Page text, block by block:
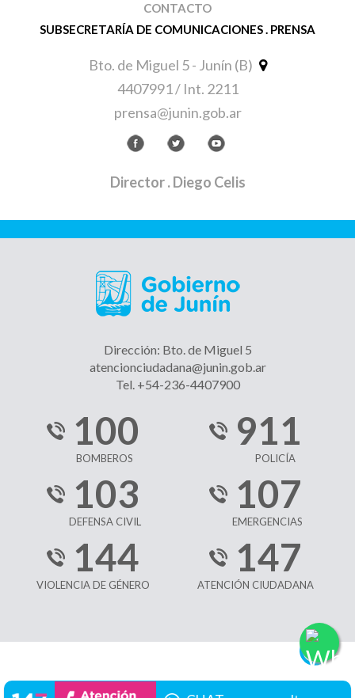
CONTACTO
SUBSECRETARÍA DE COMUNICACIONES . PRENSA
Bto. de Miguel 5 - Junín (B)
4407991 / Int. 2211
prensa@junin.gob.ar
Director. Diego Celis
Dirección: Bto. de Miguel 5
atencionciudadana@junin.gob.ar
Tel. +54-236-4407900
100
BOMBEROS
911
POLICÍA
103
DEFENSA CIVIL
107
EMERGENCIAS
144
VIOLENCIA DE GÉNERO
147
ATENCIÓN CIUDADANA